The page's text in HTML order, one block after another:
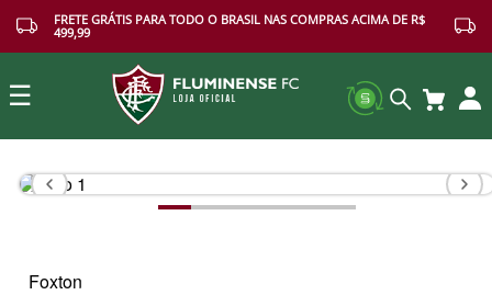
FRETE GRÁTIS PARA TODO O BRASIL NAS COMPRAS ACIMA DE R$
499,99
☰
Buscar
Foxton